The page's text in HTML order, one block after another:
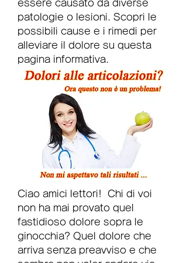
essere causato da diverse
patologie o lesioni. Scopri le
possibili cause e i rimedi per
alleviare il dolore su questa
pagina informativa.
Ciao amici lettori!  Chi di voi
non ha mai provato quel
fastidioso dolore sopra le
ginocchia? Quel dolore che
arriva senza preavviso e che